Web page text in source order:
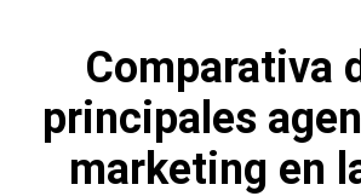
Comparativa
principales
marketing en